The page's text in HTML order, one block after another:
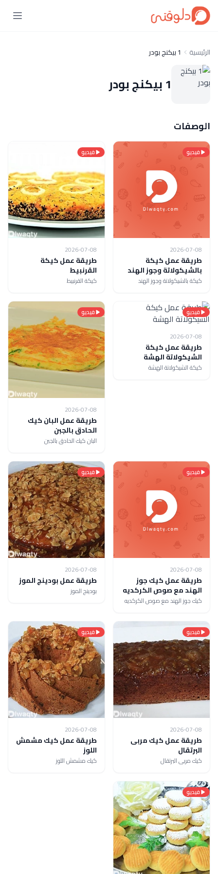
الرئيسية 1 بيكنج بودر
1 بيكنج بودر
الوصفات
فيديو
2026-07-08
طريقة عمل كيكة
بالشيكولاتة وجوز الهند
كيكة بالشيكولاتة وجوز الهند
فيديو
2026-07-08
طريقة عمل كيكة
القرنبيط
كيكة القرنبيط
فيديو
2026-07-08
طريقة عمل كيكة
الشيكولاتة الهشة
كيكة الشيكولاتة الهشة
فيديو
2026-07-08
طريقة عمل البان كيك
الحادق بالجبن
البان كيك الحادق بالجبن
فيديو
2026-07-08
طريقة عمل كيك جوز
الهند مع صوص الكركديه
كيك جوز الهند مع صوص الكركديه
فيديو
2026-07-08
طريقة عمل بودينج الموز
بودينج الموز
فيديو
2026-07-08
طريقة عمل كيك مربى
البرتقال
كيك مربى البرتقال
فيديو
2026-07-08
طريقة عمل كيك مشمش
اللوز
كيك مشمش اللوز
فيديو